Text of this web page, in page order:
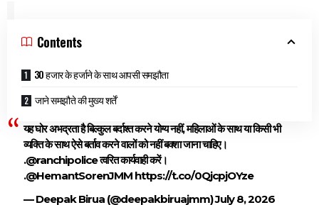
Contents
30 हजार के हर्जाने के साथ आपसी समझौता
जाने समझौते की मुख्य शर्तें
यह घोर अभद्रता है बिल्कुल बर्दाश्त करने योग्य नहीं, महिलाओं के साथ या किसी भी
व्यक्ति के साथ ऐसे बर्ताव करने वालों को नहीं बक्शा जाना चाहिए।
.@ranchipoliceत्वरित कार्यवाही करें।
.@HemantSorenJMM https://t.co/0QjcpjOYze
— Deepak Birua (@deepakbiruajmm)July 8, 2026